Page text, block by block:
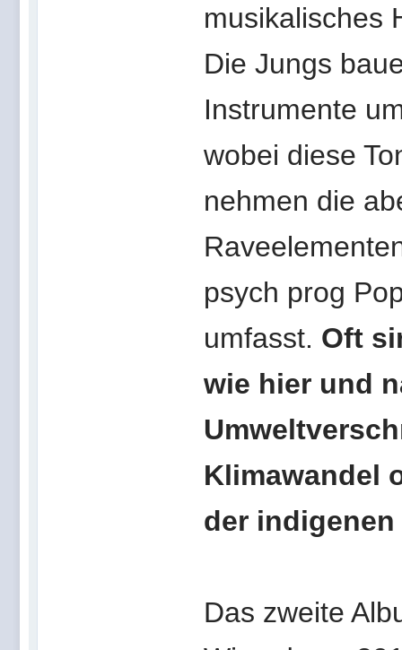
musikalisches
Die Jungs
Instrumente
wobei diese
nehmen die
psych prog
umfasst. Oft
wie hier und
Klimawandel
der
Das zweite